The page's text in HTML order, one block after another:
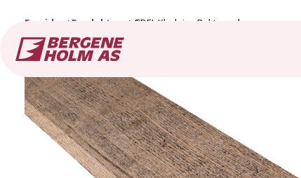
Forside Produkter ÆDEL Kledning Rektangulær